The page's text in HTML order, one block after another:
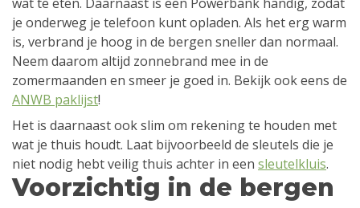
je onderweg je telefoon kunt opladen. Als het erg warm
is, verbrand je hoog in de bergen sneller dan normaal.
Neem daarom altijd zonnebrand mee in de
zomermaanden en smeer je goed in. Bekijk ook eens de
ANWB paklijst!
Het is daarnaast ook slim om rekening te houden met
wat je thuis houdt. Laat bijvoorbeeld de sleutels die je
niet nodig hebt veilig thuis achter in een sleutelkluis.
Voorzichtig in de bergen